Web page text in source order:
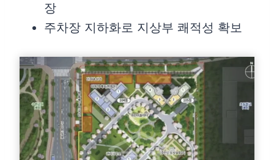
장
주차장 지하화로 지상부 쾌적성 확보